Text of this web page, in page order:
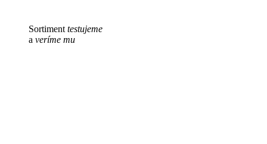
Sortiment testujeme
a veríme mu